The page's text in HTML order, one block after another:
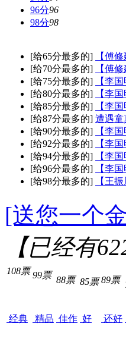
96分96
98分98
[给65分最多的]
【傅
[给70分最多的]
【傅
[给75分最多的]
【李
[给80分最多的]
【李
[给85分最多的]
【李
[给87分最多的] 遭遇童
[给90分最多的]
【李
[给92分最多的]
【李
[给94分最多的]
【李
[给96分最多的]
【李
[给98分最多的]
【王
[送您一个
【已经有
108票
经典
99票
精品
88票
佳作
85票
好
89票
还好